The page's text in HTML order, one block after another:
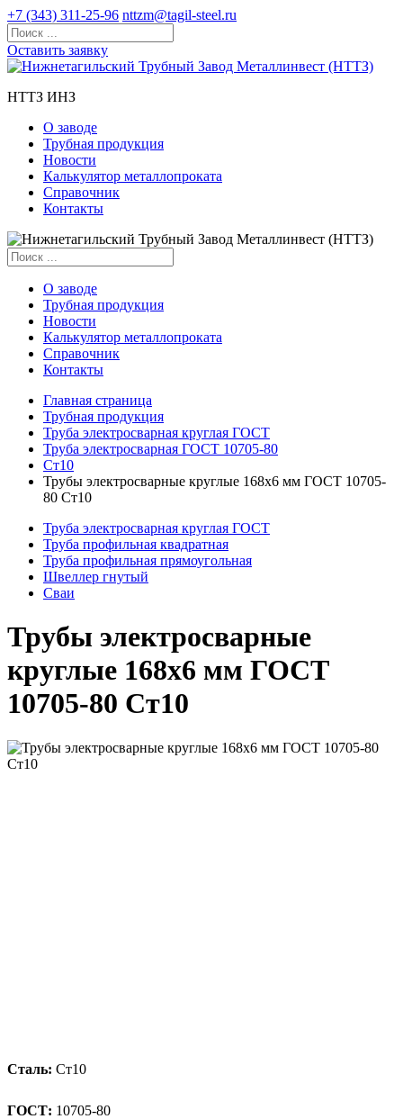
+7 (343) 311-25-96 nttzm@tagil-steel.ru
Оставить заявку
НТТЗ ИНЗ
О заводе
Трубная продукция
Новости
Калькулятор металлопроката
Справочник
Контакты
О заводе
Трубная продукция
Новости
Калькулятор металлопроката
Справочник
Контакты
Главная страница
Трубная продукция
Труба электросварная круглая ГОСТ
Труба электросварная ГОСТ 10705-80
Ст10
Трубы электросварные круглые 168x6 мм ГОСТ 10705-
80 Ст10
Труба электросварная круглая ГОСТ
Труба профильная квадратная
Труба профильная прямоугольная
Швеллер гнутый
Сваи
Трубы электросварные
круглые 168x6 мм ГОСТ
10705-80 Ст10
Сталь: Ст10
ГОСТ: 10705-80